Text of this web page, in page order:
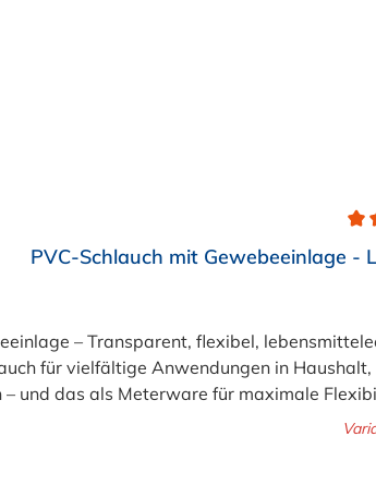
4.5 von 5 Sternen
PVC-Schlauch mit Gewebeeinlage
– Transparent, flexibel, lebensmittelecht Der
für vielfältige Anwendungen in
und das als Meterware für maximale
aus PVC sowie einer stabilisierenden